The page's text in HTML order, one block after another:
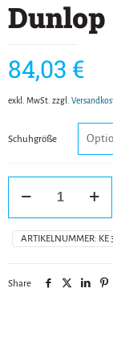
84,03 €
exkl. MwSt. zzgl.
Schuhgröße
Purofort
Menge
ARTIKELNUMMER: KE
Share